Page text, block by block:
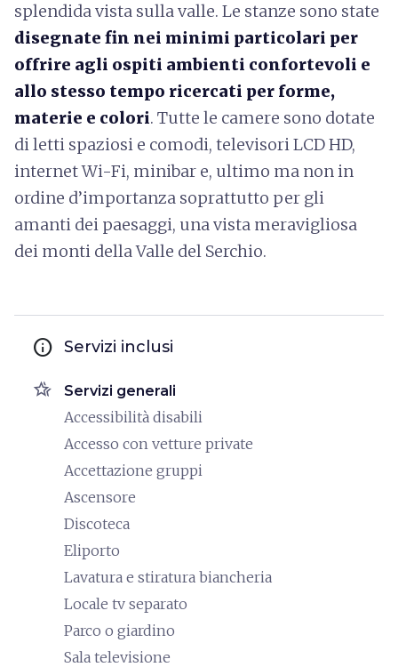
splendida vista sulla valle. Le stanze sono state
disegnate fin nei minimi particolari per
offrire agli ospiti ambienti confortevoli e
allo stesso tempo ricercati per forme,
materie e colori. Tutte le camere sono dotate
di letti spaziosi e comodi, televisori LCD HD,
internet Wi-Fi, minibar e, ultimo ma non in
ordine d’importanza soprattutto per gli
amanti dei paesaggi, una vista meravigliosa
dei monti della Valle del Serchio.
info Servizi inclusi
hotel_class Servizi generali
Accessibilità disabili
Accesso con vetture private
Accettazione gruppi
Ascensore
Discoteca
Eliporto
Lavatura e stiratura biancheria
Locale tv separato
Parco o giardino
Sala televisione